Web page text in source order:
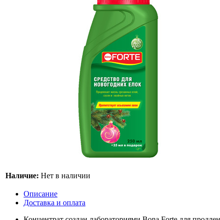
Наличие: Нет в наличии
Описание
Доставка и оплата